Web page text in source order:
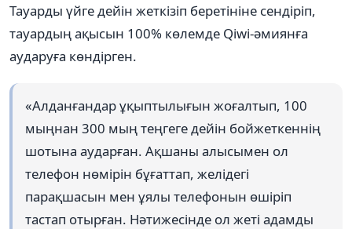
Тауарды үйге дейін жеткізіп беретініне сендіріп,
тауардың ақысын 100% көлемде Qiwi-әмиянға
аударуға көндірген.
«Алданғандар ұқыптылығын жоғалтып, 100
мыңнан 300 мың теңгеге дейін бойжеткеннің
шотына аударған. Ақшаны алысымен ол
телефон нөмірін бұғаттап, желідегі
парақшасын мен ұялы телефонын өшіріп
тастап отырған. Нәтижесінде ол жеті адамды